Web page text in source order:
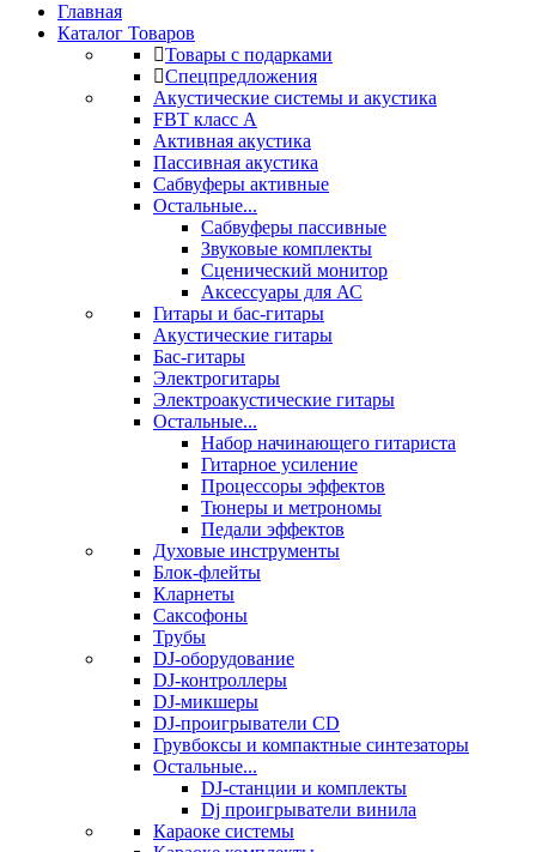
Главная
Каталог Товаров
Товары с подарками
Спецпредложения
Акустические системы и акустика
FBT класс А
Активная акустика
Пассивная акустика
Сабвуферы активные
Остальные...
Сабвуферы пассивные
Звуковые комплекты
Сценический монитор
Аксессуары для АС
Гитары и бас-гитары
Акустические гитары
Бас-гитары
Электрогитары
Электроакустические гитары
Остальные...
Набор начинающего гитариста
Гитарное усиление
Процессоры эффектов
Тюнеры и метрономы
Педали эффектов
Духовые инструменты
Блок-флейты
Кларнеты
Саксофоны
Трубы
DJ-оборудование
DJ-контроллеры
DJ-микшеры
DJ-проигрыватели CD
Грувбоксы и компактные синтезаторы
Остальные...
DJ-станции и комплекты
Dj проигрыватели винила
Караоке системы